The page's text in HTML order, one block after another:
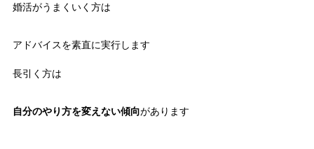
婚活がうまくいく方は
アドバイスを素直に実行します
長引く方は
自分のやり方を変えない傾向があります